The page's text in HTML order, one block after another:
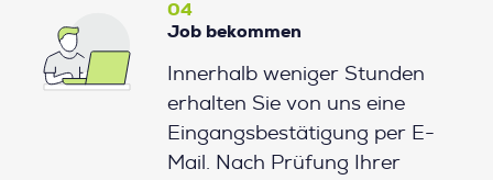
04
Job bekommen
Innerhalb weniger Stunden
erhalten Sie von uns eine
Eingangsbestätigung per E-
Mail. Nach Prüfung Ihrer